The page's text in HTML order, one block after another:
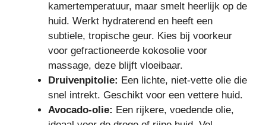
kamertemperatuur, maar smelt heerlijk op de
huid. Werkt hydraterend en heeft een
subtiele, tropische geur. Kies bij voorkeur
voor gefractioneerde kokosolie voor
massage, deze blijft vloeibaar.
Druivenpitolie: Een lichte, niet-vette olie die
snel intrekt. Geschikt voor een vettere huid.
Avocado-olie: Een rijkere, voedende olie,